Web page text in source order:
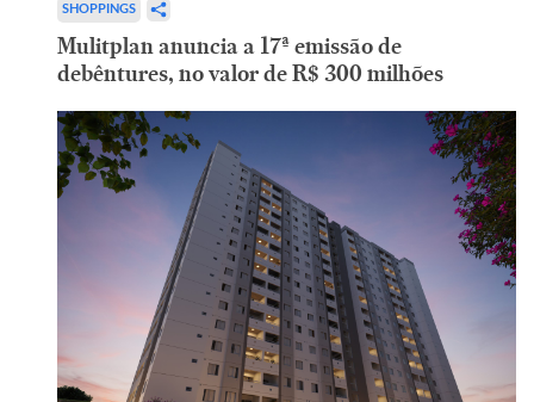
SHOPPINGS
Mulitplan anuncia a 17ª emissão de
debêntures, no valor de R$ 300 milhões